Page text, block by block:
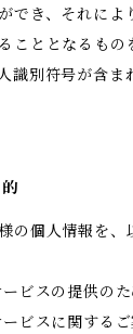
でき、それによ
こととなるもの
識別符号が含ま
の個人情報を、
ビスの提供のた
ービスに関する